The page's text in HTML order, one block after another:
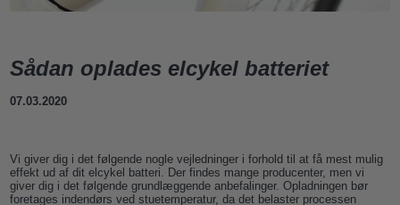
Sådan oplades elcykel batteriet
07.03.2020
Vi giver dig i det følgende nogle vejledninger i forhold til at få mest mulig
effekt ud af ditelcykel batteri . Der findes mange producenter, men vi
giver dig i det følgende grundlæggende anbefalinger. Opladningen bør
foretages indendørs ved stuetemperatur, da det belaster processen